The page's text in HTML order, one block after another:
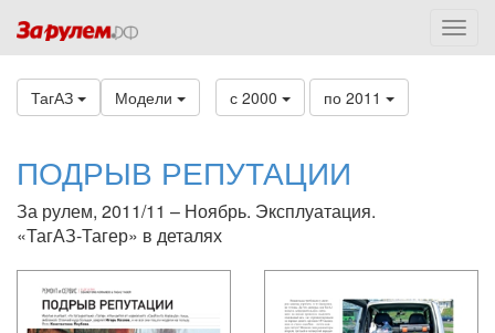
ТагАЗ Модели с 2000 по 2011
ПОДРЫВ РЕПУТАЦИИ
За рулем, 2011/11 – Ноябрь. Эксплуатация.
«ТагАЗ-Тагер» в деталях